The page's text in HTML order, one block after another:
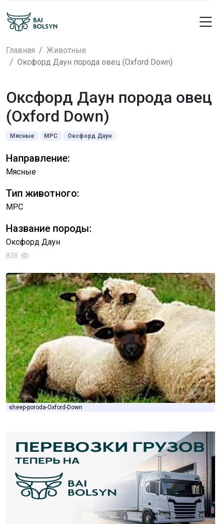
Главная
Животные
Оксфорд Даун порода овец (Oxford Down)
Оксфорд Даун порода овец
(Oxford Down)
Мясные МРС Оксфорд Даун
Направление:
Мясные
Тип животного:
МРС
Название породы:
Оксфорд Даун
838
sheep-poroda-Oxford-Down